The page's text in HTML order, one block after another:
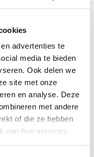
advertenties te
media te bieden
Ook delen we
site met onze
en analyse. Deze
met andere
of die ze hebben
van hun services.